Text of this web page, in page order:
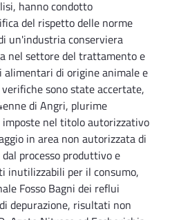
hanno condotto
del rispetto delle norme
un'industria conserviera
nel settore del trattamento e
di origine animale e
sono state accertate,
di Angri, plurime
nel titolo autorizzativo
in area non autorizzata di
processo produttivo e
inutilizzabili per il consumo,
Fosso Bagni dei reflui
depurazione, risultati non